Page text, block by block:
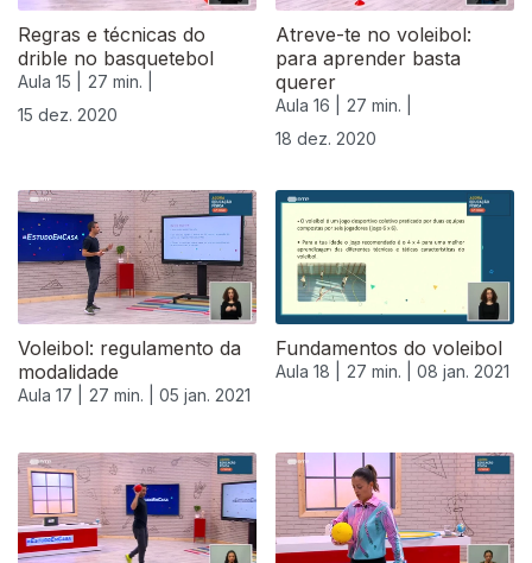
Regras e técnicas do
drible no basquetebol
Aula 15 |
27 min. |
15 dez. 2020
Atreve-te no voleibol:
para aprender basta
querer
Aula 16 |
27 min. |
18 dez. 2020
Voleibol: regulamento da
modalidade
Aula 17 | 27 min. | 05 jan. 2021
Fundamentos do voleibol
Aula 18 | 27 min. | 08 jan. 2021